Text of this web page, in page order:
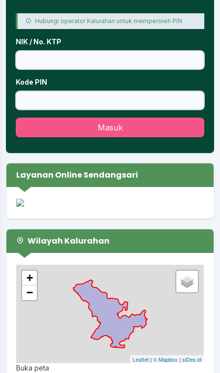
Hubungi operator Kalurahan untuk memperoleh PIN
NIK / No. KTP
Kode PIN
Masuk
Layanan Online Sendangsari
Wilayah Kalurahan
+
−
Leaflet | © Mapbox | siDes.id
Buka peta